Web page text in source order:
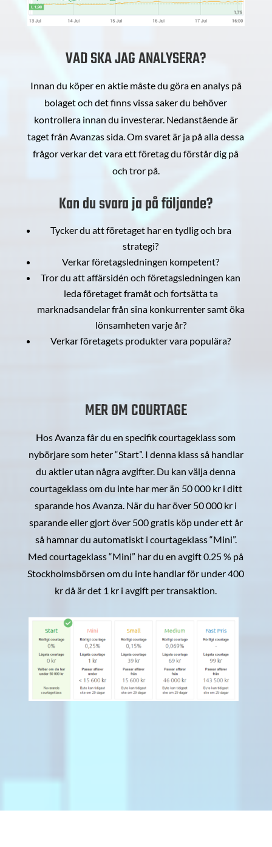
VAD SKA JAG ANALYSERA?
Innan du köper en aktie måste du göra en analys på
bolaget och det finns vissa saker du behöver
kontrollera innan du investerar. Nedanstående är
taget från Avanzas sida. Om svaret är ja på alla dessa
frågor verkar det vara ett företag du förstår dig på
och tror på.
Kan du svara ja på följande?
Tycker du att företaget har en tydlig och bra
strategi?
Verkar företagsledningen kompetent?
Tror du att affärsidén och företagsledningen kan
leda företaget framåt och fortsätta ta
marknadsandelar från sina konkurrenter samt öka
lönsamheten varje år?
Verkar företagets produkter vara populära?
MER OM COURTAGE
Hos Avanza får du en specifik courtageklass som
nybörjare som heter “Start”. I denna klass så handlar
du aktier utan några avgifter. Du kan välja denna
courtageklass om du inte har mer än 50 000 kr i ditt
sparande hos Avanza. När du har över 50 000 kr i
sparande eller gjort över 500 gratis köp under ett år
så hamnar du automatiskt i courtageklass “Mini”.
Med courtageklass “Mini” har du en avgift 0.25 % på
Stockholmsbörsen om du inte handlar för under 400
kr då är det 1 kr i avgift per transaktion.